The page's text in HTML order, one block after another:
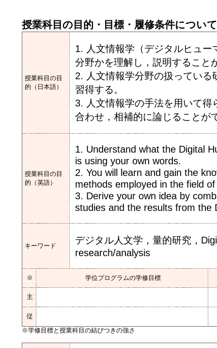
授業科目の目的・目標・履修条件について
授業科目の目
的（日本語）
1. 人文情報学（デジタルヒュ
分野かを理解し，説明すること
2. 人文情報学分野の扱ってい
習得する。
3. 人文情報学の手法を用いて
合わせ，相補的に論じることが
授業科目の目
的（英語）
1. Understand what the Digital
is using your own words.
2. You will learn and gain the
methods employed in the field
3. Derive your own idea by
studies and the results from the
キーワード
デジタル人文学，量的研究，
research/analysis
※ 学位プログラムの学修目標
主
従
※学修目標と授業科目の結びつきの強さ